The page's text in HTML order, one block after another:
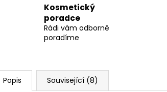
Kosmetický
poradce
Rádi vám odborně
poradíme
Popis Související (8)